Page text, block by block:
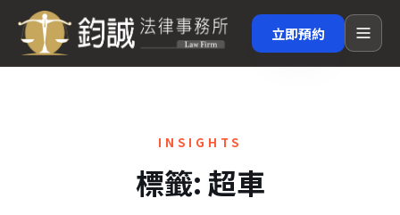
立即預約
INSIGHTS
標籤: 超車